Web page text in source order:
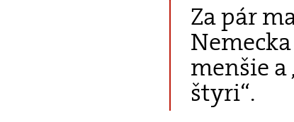
Za pár
menšie a
štyri“.